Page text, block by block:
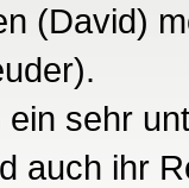
(David)
sehr
auch ihr